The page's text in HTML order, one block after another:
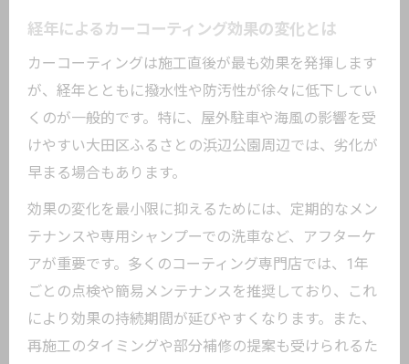
経年によるカーコーティング効果の変化とは
カーコーティングは施工直後が最も効果を発揮します
が、経年とともに撥水性や防汚性が徐々に低下してい
くのが一般的です。特に、屋外駐車や海風の影響を受
けやすい大田区ふるさとの浜辺公園周辺では、劣化が
早まる場合もあります。
効果の変化を最小限に抑えるためには、定期的なメン
テナンスや専用シャンプーでの洗車など、アフターケ
アが重要です。多くのコーティング専門店では、1年
ごとの点検や簡易メンテナンスを推奨しており、これ
により効果の持続期間が延びやすくなります。また、
再施工のタイミングや部分補修の提案も受けられるた